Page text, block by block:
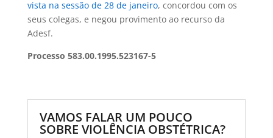
vista na sessão de 28 de janeiro, concordou com os
seus colegas, e negou provimento ao recurso da
Adesf.
Processo 583.00.1995.523167-5
VAMOS FALAR UM POUCO
SOBRE VIOLÊNCIA OBSTÉTRICA?